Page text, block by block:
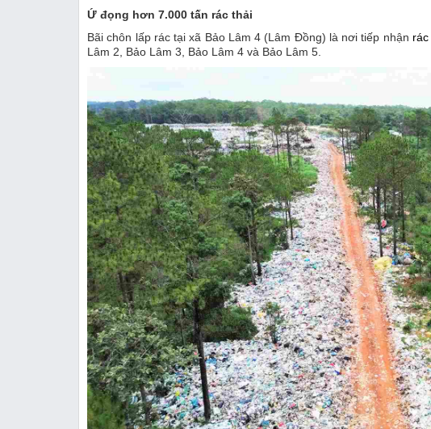
Ứ đọng hơn 7.000 tấn rác thải
Bãi chôn lấp rác tại xã Bảo Lâm 4 (Lâm Đồng) là nơi tiếp nhận
Lâm 2, Bảo Lâm 3, Bảo Lâm 4 và Bảo Lâm 5.